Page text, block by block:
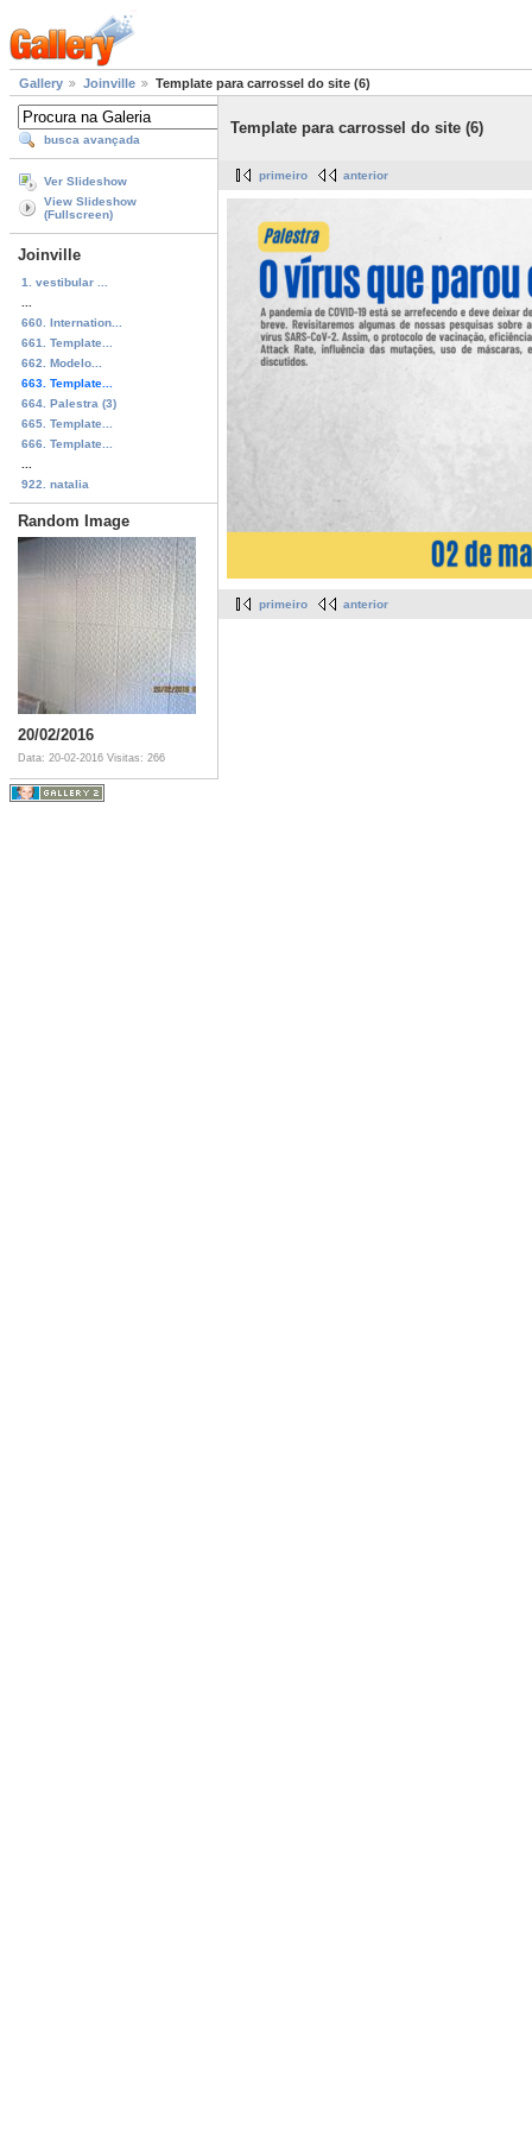
Gallery Joinville Template para carrossel do site (6)
busca avançada
Ver Slideshow
View Slideshow
(Fullscreen)
Joinville
1. vestibular ...
660. Internation...
661. Template...
662. Modelo...
663. Template...
664. Palestra (3)
665. Template...
666. Template...
922. natalia
Random Image
20/02/2016
Data: 20-02-2016 Visitas: 266
Template para carrossel do site (6)
primeiro anterior
primeiro anterior